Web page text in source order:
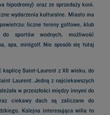
hipodromy) oraz ze sprzedaży koni.
wydarzenia kulturalne. Miasto ma
liczne tereny golfowe, klub
sportów wodnych, możliwość
spa, minigolf. Nie sposób się tutaj
kaplicę Saint-Laurent z XII wieku, do
Laurent. Jedną z najciekawszych
w przeszłości między innymi do
ciekawy dach są zaliczane do
Kolejna interesująca willa to